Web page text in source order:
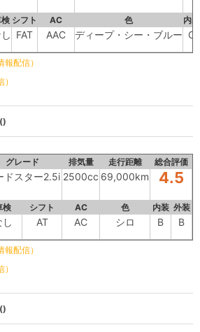
シフト AC 色 内装
FAT AAC ディープ・シー・ブルー C
配信）
グレード 排気量 走行距離 総合評価
ドスター2.5i 2500cc 69,000km 4.5
検 シフト AC 色 内装 外装
し AT AC シロ B B
配信）